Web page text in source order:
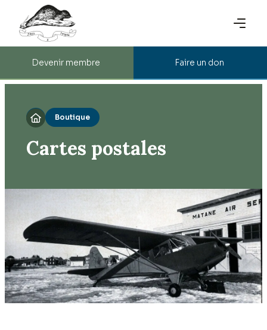
Devenir membre Faire un don
 Boutique
Cartes postales